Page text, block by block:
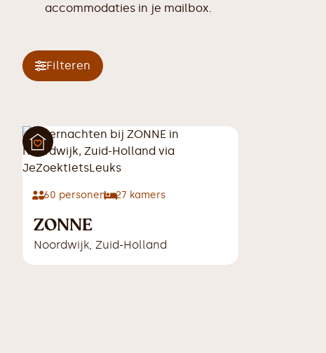
accommodaties in je mailbox.
Filteren
60 personen 27 kamers
ZONNE
Noordwijk, Zuid-Holland